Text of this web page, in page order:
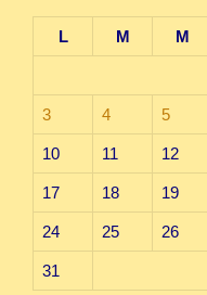
L
M M
3 4 5
10 11 12
17 18 19
24 25 26
31